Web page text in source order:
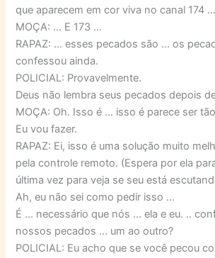
que aparecem em cor viva no canal 174 …
MOÇA: … E 173 …
RAPAZ: … esses pecados são … os
confessou ainda.
POLICIAL: Provavelmente.
Deus não lembra seus pecados depois
MOÇA: Oh. Isso é … isso é parece ser
Eu vou fazer.
RAPAZ: Ei, isso é uma solução muito
pela controle remoto. (Espera por ela
última vez para veja se seu está
Ah, eu não sei como pedir isso …
É … necessário que nós … ela e eu. ..
nossos pecados … um ao outro?
POLICIAL: Eu acho que se você pecou